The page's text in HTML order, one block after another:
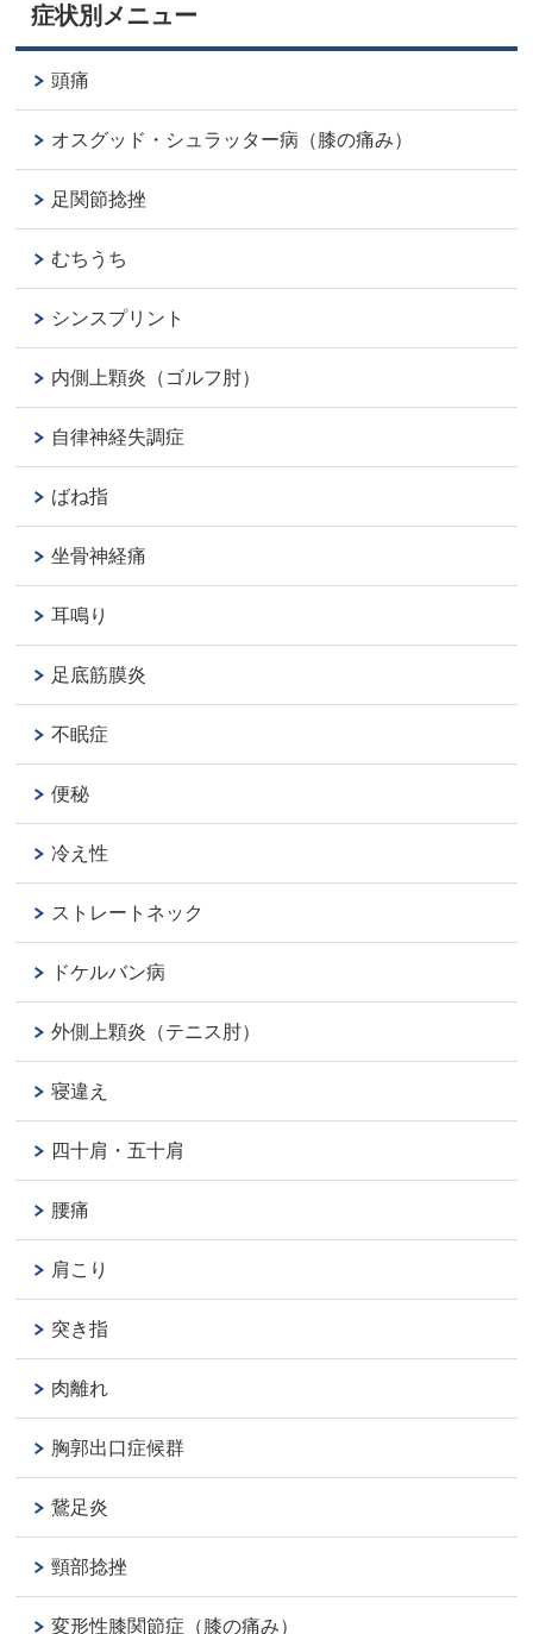
症状別メニュー
頭痛
オスグッド・シュラッター病（膝の痛み）
足関節捻挫
むちうち
シンスプリント
内側上顆炎（ゴルフ肘）
自律神経失調症
ばね指
坐骨神経痛
耳鳴り
足底筋膜炎
不眠症
便秘
冷え性
ストレートネック
ドケルバン病
外側上顆炎（テニス肘）
寝違え
四十肩・五十肩
腰痛
肩こり
突き指
肉離れ
胸郭出口症候群
鵞足炎
頸部捻挫
変形性膝関節症（膝の痛み）